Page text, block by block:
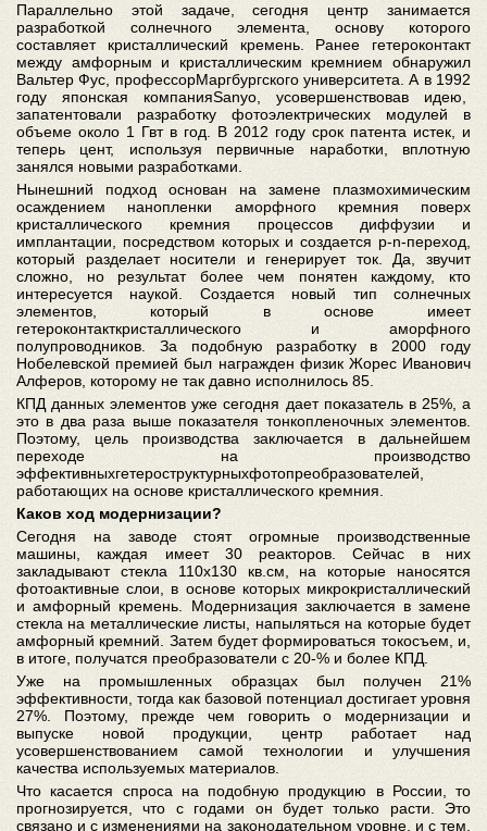
Параллельно этой задаче, сегодня центр занимается
разработкой солнечного элемента, основу которого
составляет кристаллический кремень. Ранее гетероконтакт
между амфорным и кристаллическим кремнием обнаружил
Вальтер Фус, профессорМаргбургского университета. А в 1992
году японская компанияSanyo, усовершенствовав идею,
запатентовали разработку фотоэлектрических модулей в
объеме около 1 Гвт в год. В 2012 году срок патента истек, и
теперь цент, используя первичные наработки, вплотную
занялся новыми разработками.
Нынешний подход основан на замене плазмохимическим
осаждением нанопленки аморфного кремния поверх
кристаллического кремния процессов диффузии и
имплантации, посредством которых и создается p-n-переход,
который разделает носители и генерирует ток. Да, звучит
сложно, но результат более чем понятен каждому, кто
интересуется наукой. Создается новый тип солнечных
элементов, который в основе имеет
гетероконтакткристаллического и аморфного
полупроводников. За подобную разработку в 2000 году
Нобелевской премией был награжден физик Жорес Иванович
Алферов, которому не так давно исполнилось 85.
КПД данных элементов уже сегодня дает показатель в 25%, а
это в два раза выше показателя тонкопленочных элементов.
Поэтому, цель производства заключается в дальнейшем
переходе на производство
эффективныхгетероструктурныхфотопреобразователей,
работающих на основе кристаллического кремния.
Каков ход модернизации?
Сегодня на заводе стоят огромные производственные
машины, каждая имеет 30 реакторов. Сейчас в них
закладывают стекла 110х130 кв.см, на которые наносятся
фотоактивные слои, в основе которых микрокристаллический
и амфорный кремень. Модернизация заключается в замене
стекла на металлические листы, напыляться на которые будет
амфорный кремний. Затем будет формироваться токосъем, и,
в итоге, получатся преобразователи с 20-% и более КПД.
Уже на промышленных образцах был получен 21%
эффективности, тогда как базовой потенциал достигает уровня
27%. Поэтому, прежде чем говорить о модернизации и
выпуске новой продукции, центр работает над
усовершенствованием самой технологии и улучшения
качества используемых материалов.
Что касается спроса на подобную продукцию в России, то
прогнозируется, что с годами он будет только расти. Это
связано и с изменениями на законодательном уровне, и с тем,